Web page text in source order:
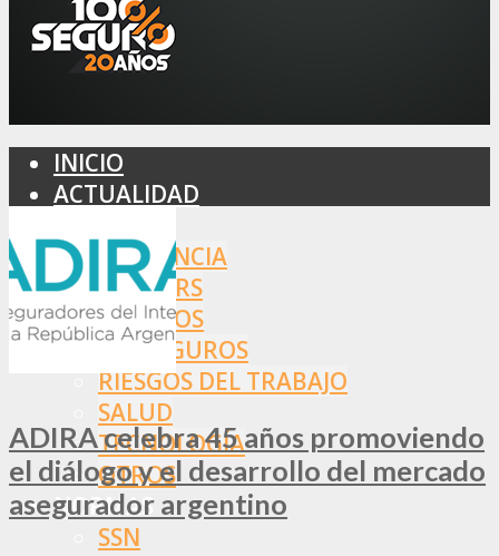
INICIO
ACTUALIDAD
ASISTENCIA
BROKERS
SEGUROS
REASEGUROS
RIESGOS DEL TRABAJO
SALUD
TECNOLOGÍA
OTROS
NORMAS
SSN
ADIRA celebra 45 años promoviendo
el diálogo y el desarrollo del mercado
asegurador argentino